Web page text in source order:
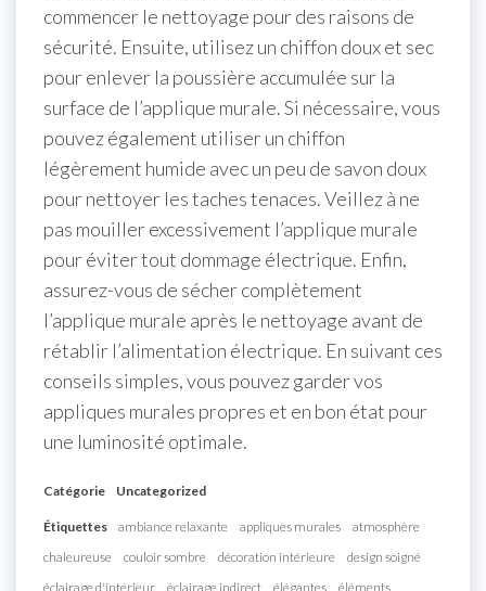
commencer le nettoyage pour des raisons de
sécurité. Ensuite, utilisez un chiffon doux et sec
pour enlever la poussière accumulée sur la
surface de l’applique murale. Si nécessaire, vous
pouvez également utiliser un chiffon
légèrement humide avec un peu de savon doux
pour nettoyer les taches tenaces. Veillez à ne
pas mouiller excessivement l’applique murale
pour éviter tout dommage électrique. Enfin,
assurez-vous de sécher complètement
l’applique murale après le nettoyage avant de
rétablir l’alimentation électrique. En suivant ces
conseils simples, vous pouvez garder vos
appliques murales propres et en bon état pour
une luminosité optimale.
Catégorie Uncategorized
Étiquettes ambiance relaxante appliques murales
atmosphère
chaleureuse
couloir sombre décoration intérieure
design soigné
éclairage d'intérieur
éclairage indirect élégantes éléments